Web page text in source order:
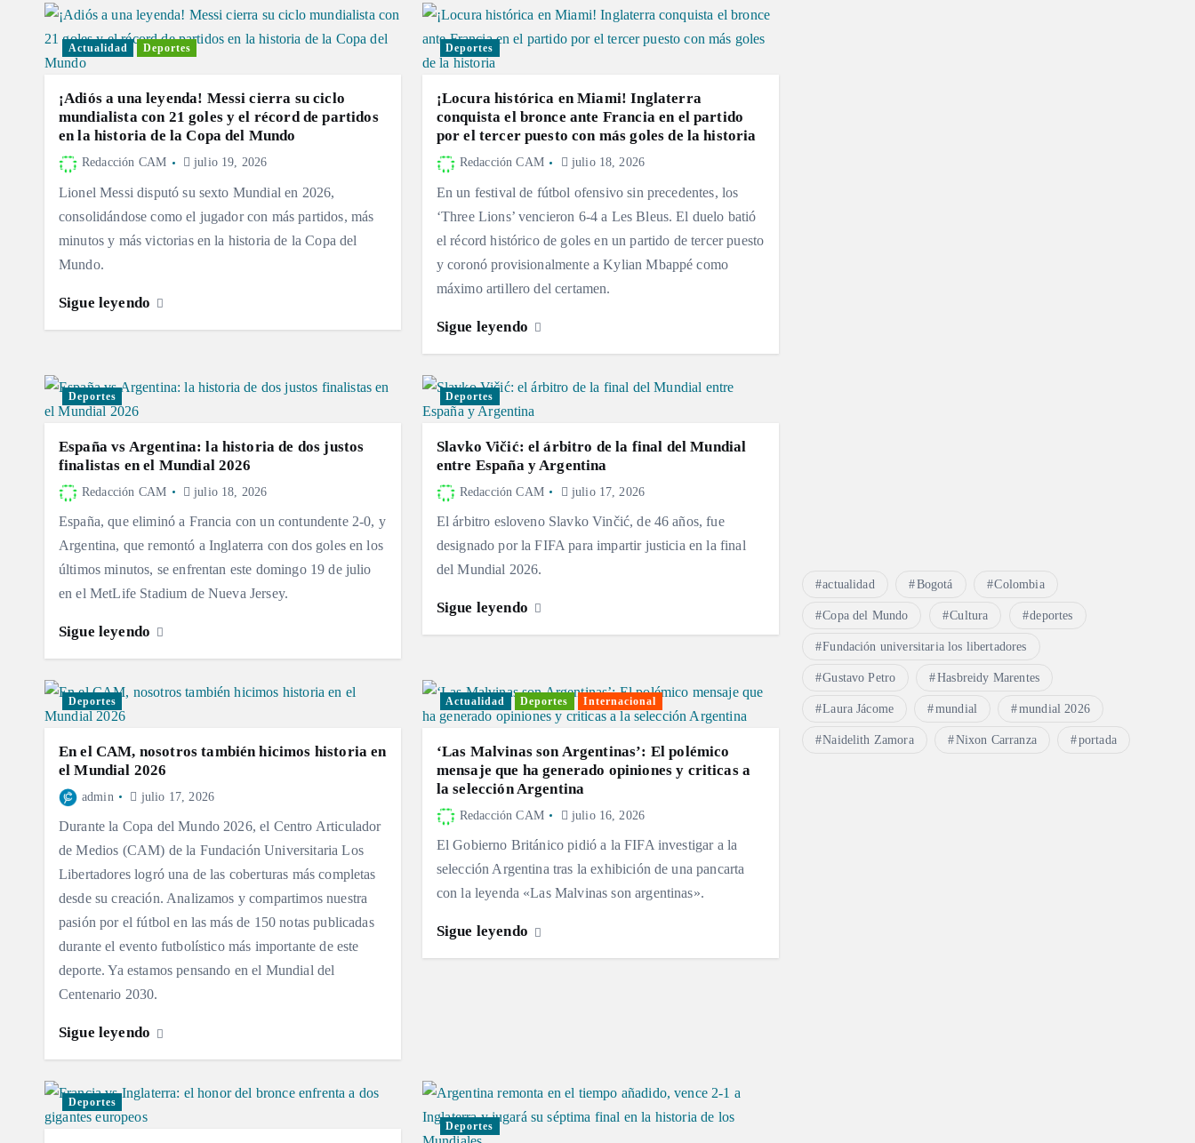
Actualidad Deportes
¡Adiós a una leyenda! Messi cierra su ciclo
mundialista con 21 goles y el récord de partidos
en la historia de la Copa del Mundo
Redacción CAM julio 19, 2026
Lionel Messi disputó su sexto Mundial en 2026,
consolidándose como el jugador con más partidos, más
minutos y más victorias en la historia de la Copa del
Mundo.
Sigue leyendo
Deportes
¡Locura histórica en Miami! Inglaterra
conquista el bronce ante Francia en el partido
por el tercer puesto con más goles de la historia
Redacción CAM julio 18, 2026
En un festival de fútbol ofensivo sin precedentes, los
‘Three Lions’ vencieron 6-4 a Les Bleus. El duelo batió
el récord histórico de goles en un partido de tercer puesto
y coronó provisionalmente a Kylian Mbappé como
máximo artillero del certamen.
Sigue leyendo
Deportes
España vs Argentina: la historia de dos justos
finalistas en el Mundial 2026
Redacción CAM julio 18, 2026
España, que eliminó a Francia con un contundente 2-0, y
Argentina, que remontó a Inglaterra con dos goles en los
últimos minutos, se enfrentan este domingo 19 de julio
en el MetLife Stadium de Nueva Jersey.
Sigue leyendo
Deportes
Slavko Vičić: el árbitro de la final del Mundial
entre España y Argentina
Redacción CAM julio 17, 2026
El árbitro esloveno Slavko Vinčić, de 46 años, fue
designado por la FIFA para impartir justicia en la final
del Mundial 2026.
Sigue leyendo
Deportes
En el CAM, nosotros también hicimos historia en
el Mundial 2026
admin julio 17, 2026
Durante la Copa del Mundo 2026, el Centro Articulador
de Medios (CAM) de la Fundación Universitaria Los
Libertadores logró una de las coberturas más completas
desde su creación. Analizamos y compartimos nuestra
pasión por el fútbol en las más de 150 notas publicadas
durante el evento futbolístico más importante de este
deporte. Ya estamos pensando en el Mundial del
Centenario 2030.
Sigue leyendo
Actualidad Deportes Internacional
‘Las Malvinas son Argentinas’: El polémico
mensaje que ha generado opiniones y criticas a
la selección Argentina
Redacción CAM julio 16, 2026
El Gobierno Británico pidió a la FIFA investigar a la
selección Argentina tras la exhibición de una pancarta
con la leyenda «Las Malvinas son argentinas».
Sigue leyendo
Deportes
Deportes
actualidad Bogotá Colombia
Copa del Mundo Cultura deportes
Fundación universitaria los libertadores
Gustavo Petro Hasbreidy Marentes
Laura Jácome mundial mundial 2026
Naidelith Zamora Nixon Carranza portada